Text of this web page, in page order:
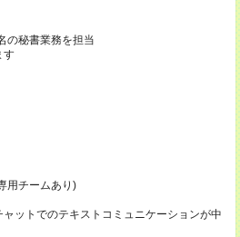
の秘書業務を担当
す
用チームあり)
ットでのテキストコミュニケーションが中